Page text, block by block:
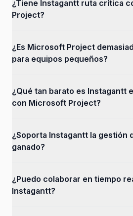
¿Tiene Instagantt ruta crítica
Project?
¿Es Microsoft Project
para equipos pequeños?
¿Qué tan barato es Instagantt
con Microsoft Project?
¿Soporta Instagantt la gestión
ganado?
¿Puedo colaborar en tiempo
Instagantt?